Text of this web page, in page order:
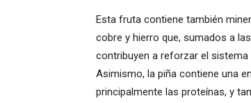
Esta fruta contiene también
cobre y hierro que, sumados a
contribuyen a reforzar el
Asimismo, la piña contiene una
principalmente las proteínas, y